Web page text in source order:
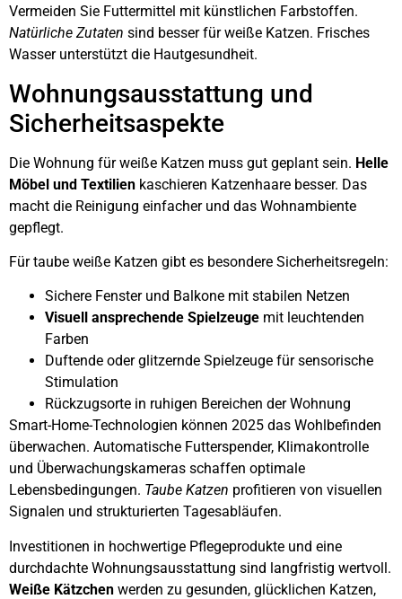
Vermeiden Sie Futtermittel mit künstlichen Farbstoffen.
Natürliche Zutaten sind besser für weiße Katzen. Frisches
Wasser unterstützt die Hautgesundheit.
Wohnungsausstattung und
Sicherheitsaspekte
Die Wohnung für weiße Katzen muss gut geplant sein. Helle
Möbel und Textilien kaschieren Katzenhaare besser. Das
macht die Reinigung einfacher und das Wohnambiente
gepflegt.
Für taube weiße Katzen gibt es besondere Sicherheitsregeln:
Sichere Fenster und Balkone mit stabilen Netzen
Visuell ansprechende Spielzeuge mit leuchtenden
Farben
Duftende oder glitzernde Spielzeuge für sensorische
Stimulation
Rückzugsorte in ruhigen Bereichen der Wohnung
Smart-Home-Technologien können 2025 das Wohlbefinden
überwachen. Automatische Futterspender, Klimakontrolle
und Überwachungskameras schaffen optimale
Lebensbedingungen. Taube Katzen profitieren von visuellen
Signalen und strukturierten Tagesabläufen.
Investitionen in hochwertige Pflegeprodukte und eine
durchdachte Wohnungsausstattung sind langfristig wertvoll.
Weiße Kätzchen werden zu gesunden, glücklichen Katzen,